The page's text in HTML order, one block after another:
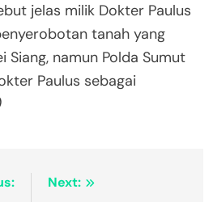
jelas milik Dokter Paulus
tanah yang
Siang, namun Polda Sumut
Paulus sebagai
Next: